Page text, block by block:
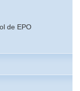
de EPO